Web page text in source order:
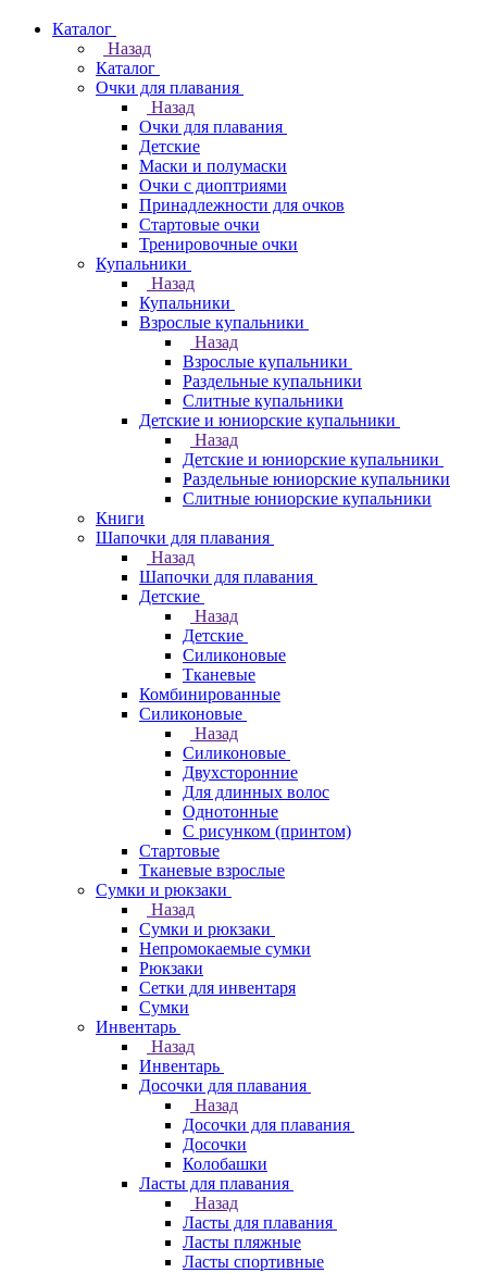
Каталог
Назад
Каталог
Очки для плавания
Назад
Очки для плавания
Детские
Маски и полумаски
Очки с диоптриями
Принадлежности для очков
Стартовые очки
Тренировочные очки
Купальники
Назад
Купальники
Взрослые купальники
Назад
Взрослые купальники
Раздельные купальники
Слитные купальники
Детские и юниорские купальники
Назад
Детские и юниорские купальники
Раздельные юниорские купальники
Слитные юниорские купальники
Книги
Шапочки для плавания
Назад
Шапочки для плавания
Детские
Назад
Детские
Силиконовые
Тканевые
Комбинированные
Силиконовые
Назад
Силиконовые
Двухсторонние
Для длинных волос
Однотонные
С рисунком (принтом)
Стартовые
Тканевые взрослые
Сумки и рюкзаки
Назад
Сумки и рюкзаки
Непромокаемые сумки
Рюкзаки
Сетки для инвентаря
Сумки
Инвентарь
Назад
Инвентарь
Досочки для плавания
Назад
Досочки для плавания
Досочки
Колобашки
Ласты для плавания
Назад
Ласты для плавания
Ласты пляжные
Ласты спортивные